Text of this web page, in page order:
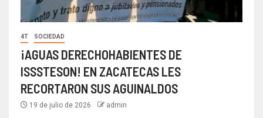
4T SOCIEDAD
¡AGUAS DERECHOHABIENTES DE
ISSSTESON! EN ZACATECAS LES
RECORTARON SUS AGUINALDOS
19 de julio de 2026 admin